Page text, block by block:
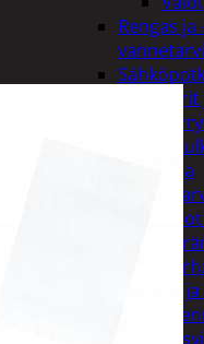
Rengas ja
Veneet ja
Piha ja
Grillaus